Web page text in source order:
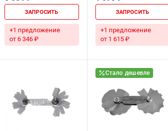
ЗАПРОСИТЬ
+1 предложение
от 6 346 ₽
ЗАПРОСИТЬ
+1 предложение
от 1 615 ₽
Стало дешевле